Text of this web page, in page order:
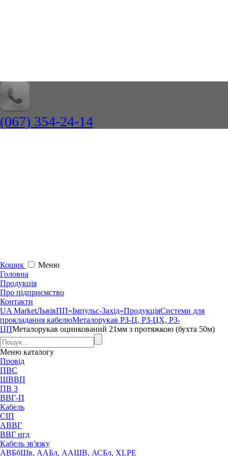
(067) 354-24-14
Кошик
Меню
Головна
Продукція
Про підприємство
Контакти
UA MarketЛьвівПП«Імпульс-Захід»ПродукціяСистеми для
прокладання кабелюМеталорукав РЗ-Ц, РЗ-ЦХ, РЗ-
ЦПМеталорукав оцинкований 21мм з протяжкою (бухта 50м)
Меню каталогу
Провід
ПВС
ШВВП
ПВ 3
ВВГ-П
Кабель
СІП
АВВГ
ВВГ нгд
Кабель зв'язку
АВБбШв, ААБл, ААШВ, АСБл, XLPE